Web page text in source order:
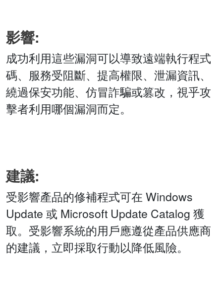
影響:
成功利用這些漏洞可以導致遠端執行程式
碼、服務受阻斷、提高權限、泄漏資訊、
繞過保安功能、仿冒詐騙或篡改，視乎攻
擊者利用哪個漏洞而定。
建議:
受影響產品的修補程式可在 Windows
Update 或 Microsoft Update Catalog 獲
取。受影響系統的用戶應遵從產品供應商
的建議，立即採取行動以降低風險。